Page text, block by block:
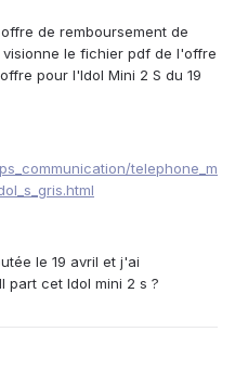
de remboursement de
le fichier pdf de l'offre
pour l'Idol Mini 2 S du 19
telephone_m
le 19 avril et j'ai
part cet Idol mini 2 s ?